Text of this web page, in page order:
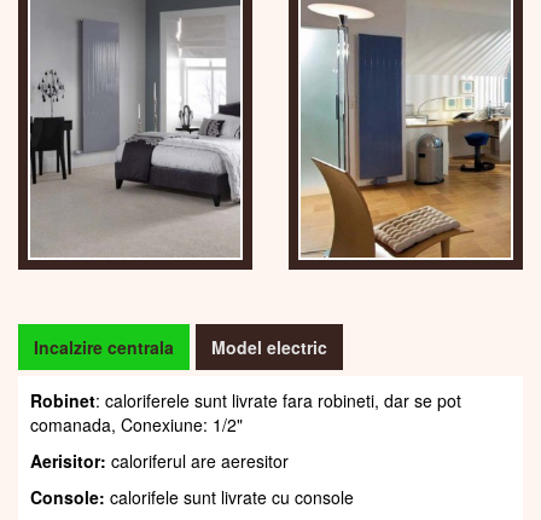
Incalzire centrala Model electric
Robinet: caloriferele sunt livrate fara robineti, dar se pot
comanada, Conexiune: 1/2"
Aerisitor: caloriferul are aeresitor
Console: calorifele sunt livrate cu console